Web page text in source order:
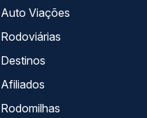
Auto Viações
Rodoviárias
Destinos
Afiliados
Rodomilhas